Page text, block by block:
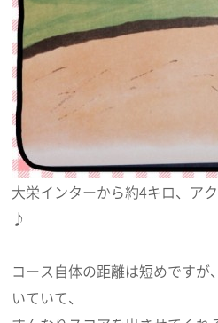
大栄インターから約4キロ、ア
♪
コース自体の距離は短めですが
いていて、